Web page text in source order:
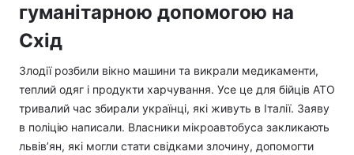
гуманітарною допомогою на
Схід
Злодії розбили вікно машини та викрали медикаменти,
теплий одяг і продукти харчування. Усе це для бійців АТО
тривалий час збирали українці, які живуть в Італії. Заяву
в поліцію написали. Власники мікроавтобуса закликають
львів’ян, які могли стати свідками злочину, допомогти